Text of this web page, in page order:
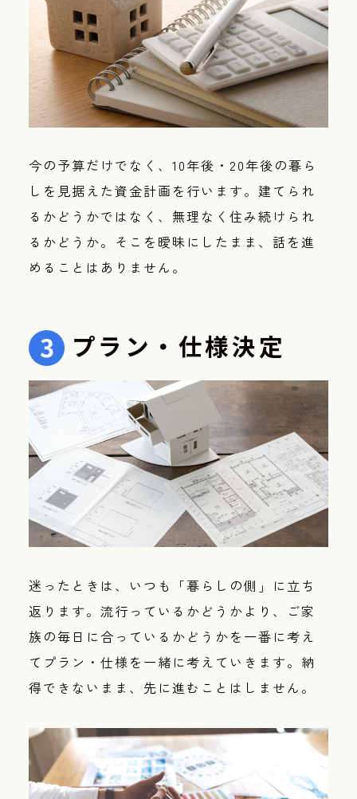
今の予算だけでなく、10年後・20年後の暮ら
しを見据えた資金計画を行います。 建てられ
るかどうかではなく、無理なく住み続けられ
るかどうか。そこを曖昧にしたまま、話を進
めることはありません。
プラン・仕様決定
迷ったときは、いつも「暮らしの側」に立ち
返ります。流行っているかどうかより、ご家
族の毎日に合っているかどうかを一番に考え
てプラン・仕様を一緒に考えていきます。納
得できないまま、先に進むことはしません。